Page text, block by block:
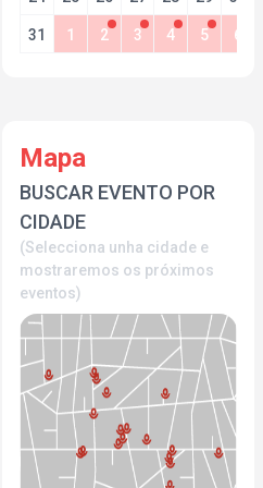
31 1 2 3 4 5 6
Mapa
BUSCAR EVENTO POR
CIDADE
(Selecciona unha cidade e
mostraremos os próximos
eventos)